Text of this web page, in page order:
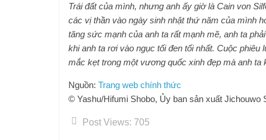
Trái đất của mình, nhưng anh ấy giờ là Cain von
các vị thần vào ngày sinh nhật thứ năm của mình
tăng sức mạnh của anh ta rất mạnh mẽ, anh ta
khi anh ta rơi vào ngục tối đen tối nhất. Cuộc
mắc kẹt trong một vương quốc xinh đẹp mà anh
Nguồn: Trang web chính thức
© Yashu/Hifumi Shobo, Ủy ban sản xuất Jichouwo
Post Views: 705